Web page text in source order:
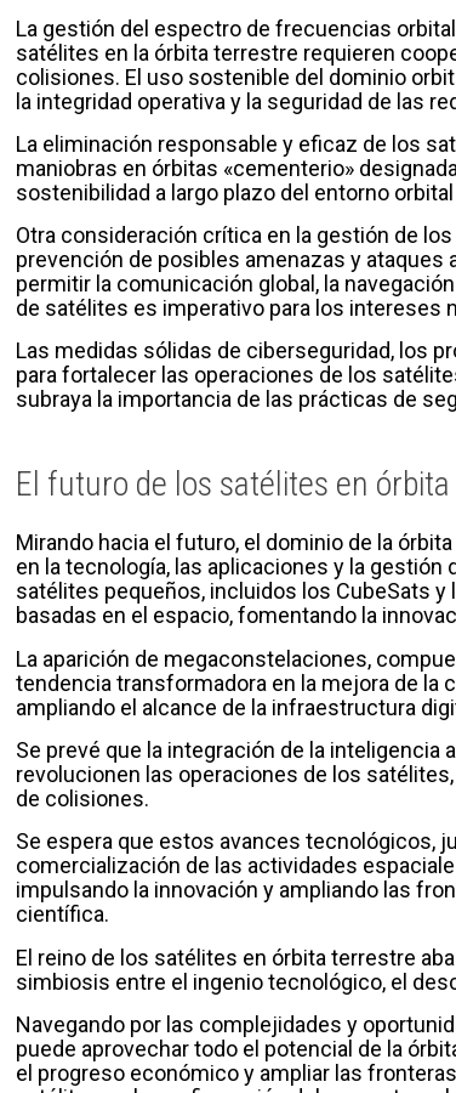
La gestión del espectro de frecuencias
satélites en la órbita terrestre requieren
colisiones. El uso sostenible del dominio
la integridad operativa y la seguridad de las
La eliminación responsable y eficaz de los
maniobras en órbitas «cementerio»
sostenibilidad a largo plazo del entorno orbital
Otra consideración crítica en la gestión de
prevención de posibles amenazas y
permitir la comunicación global, la
de satélites es imperativo para los intereses
Las medidas sólidas de ciberseguridad, los
para fortalecer las operaciones de los
subraya la importancia de las prácticas de
El futuro de los satélites en
Mirando hacia el futuro, el dominio de la
en la tecnología, las aplicaciones y la
satélites pequeños, incluidos los CubeSats
basadas en el espacio, fomentando la
La aparición de megaconstelaciones,
tendencia transformadora en la mejora de la
ampliando el alcance de la infraestructura
Se prevé que la integración de la
revolucionen las operaciones de los
de colisiones.
Se espera que estos avances tecnológicos,
comercialización de las actividades
impulsando la innovación y ampliando las
científica.
El reino de los satélites en órbita terrestre
simbiosis entre el ingenio tecnológico, el
Navegando por las complejidades y
puede aprovechar todo el potencial de la
el progreso económico y ampliar las